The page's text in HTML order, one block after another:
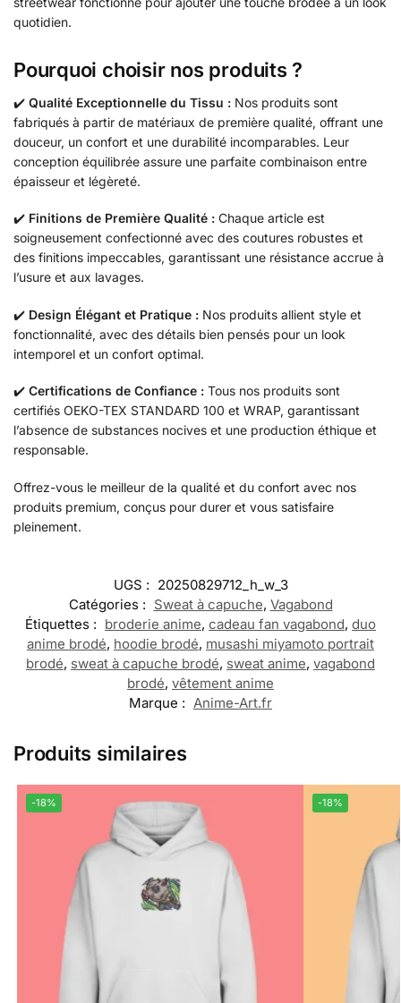
quotidien.
Pourquoi choisir nos produits ?
✔️ Qualité Exceptionnelle du Tissu : Nos produits sont
fabriqués à partir de matériaux de première qualité, offrant une
douceur, un confort et une durabilité incomparables. Leur
conception équilibrée assure une parfaite combinaison entre
épaisseur et légèreté.
✔️ Finitions de Première Qualité : Chaque article est
soigneusement confectionné avec des coutures robustes et
des finitions impeccables, garantissant une résistance accrue à
l’usure et aux lavages.
✔️ Design Élégant et Pratique : Nos produits allient style et
fonctionnalité, avec des détails bien pensés pour un look
intemporel et un confort optimal.
✔️ Certifications de Confiance : Tous nos produits sont
certifiés OEKO-TEX STANDARD 100 et WRAP, garantissant
l’absence de substances nocives et une production éthique et
responsable.
Offrez-vous le meilleur de la qualité et du confort avec nos
produits premium, conçus pour durer et vous satisfaire
pleinement.
UGS : 20250829712_h_w_3
Catégories : Sweat à capuche, Vagabond
Étiquettes : broderie anime, cadeau fan vagabond, duo
anime brodé, hoodie brodé, musashi miyamoto portrait
brodé, sweat à capuche brodé, sweat anime, vagabond
brodé, vêtement anime
Marque : Anime-Art.fr
Produits similaires
-18% -18%